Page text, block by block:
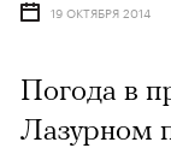
19 ОКТЯБРЯ 2014
Погода в
Лазурном